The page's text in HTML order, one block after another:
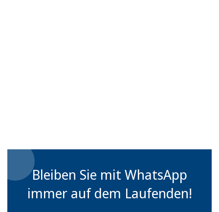
Bleiben Sie mit WhatsApp
immer auf dem Laufenden!